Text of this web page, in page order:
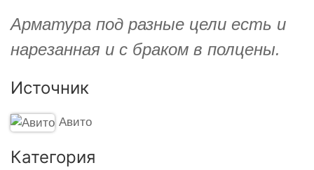
Арматура под разные цели есть и
нарезанная и с браком в полцены.
Источник
Авито
Категория